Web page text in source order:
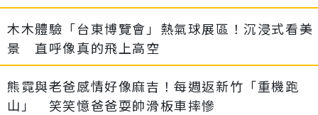
木木體驗「台東博覽會」熱氣球展區！沉浸式看美
景 直呼像真的飛上高空
熊霓與老爸感情好像麻吉！每週返新竹「重機跑
山」 笑笑憶爸爸耍帥滑板車摔慘